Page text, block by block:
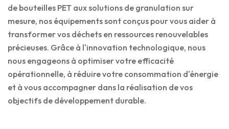
de bouteilles PET aux solutions de granulation sur
mesure, nos équipements sont conçus pour vous aider à
transformer vos déchets en ressources renouvelables
précieuses. Grâce à l'innovation technologique, nous
nous engageons à optimiser votre efficacité
opérationnelle, à réduire votre consommation d'énergie
et à vous accompagner dans la réalisation de vos
objectifs de développement durable.